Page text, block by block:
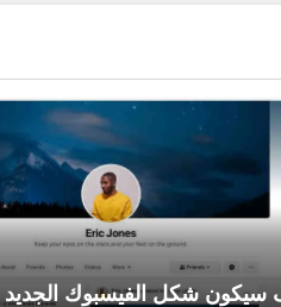
شكل الفيسبوك الجديد